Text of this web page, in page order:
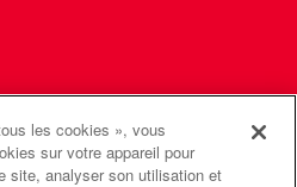
est une agence de l'Église
Unie
les cookies », vous
sur votre appareil pour
site, analyser son utilisation et